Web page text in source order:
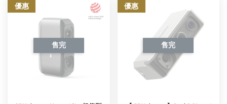
優惠
售完
優惠
售完